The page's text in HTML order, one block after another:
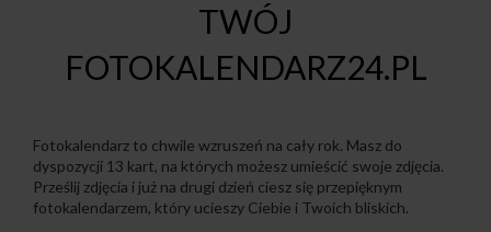
TWÓJ
FOTOKALENDARZ24.PL
Fotokalendarz to chwile wzruszeń na cały rok. Masz do
dyspozycji 13 kart, na których możesz umieścić swoje zdjęcia.
Prześlij zdjęcia i już na drugi dzień ciesz się przepięknym
fotokalendarzem, który ucieszy Ciebie i Twoich bliskich.